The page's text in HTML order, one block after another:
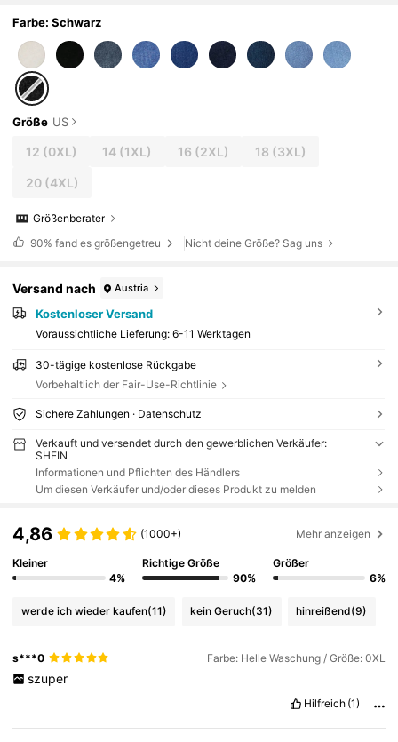
Farbe: Schwarz
Größe US
12 (0XL) 14 (1XL) 16 (2XL) 18 (3XL)
20(4XL)
Größenberater
90% fand es größengetreu Nicht deine Größe? Sag uns
Versand nach Austria
Kostenloser Versand
Voraussichtliche Lieferung: 6-11 Werktagen
30-tägige kostenlose Rückgabe
Vorbehaltlich der Fair-Use-Richtlinie
Sichere Zahlungen · Datenschutz
Verkauft und versendet durch den gewerblichen Verkäufer:
SHEIN
Informationen und Pflichten des Händlers
Um diesen Verkäufer und/oder dieses Produkt zu melden
4,86 (1000+) Mehr anzeigen
Kleiner
4%
Richtige Größe
90%
Größer
6%
werde ich wieder kaufen(11) kein Geruch(31) hinreißend(9)
s***0 Farbe: Helle Waschung / Größe: 0XL
szuper
Hilfreich (1)